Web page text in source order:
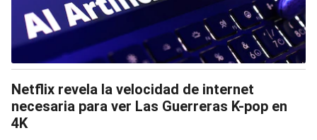
Netflix revela la velocidad de internet
necesaria para ver Las Guerreras K-pop en
4K